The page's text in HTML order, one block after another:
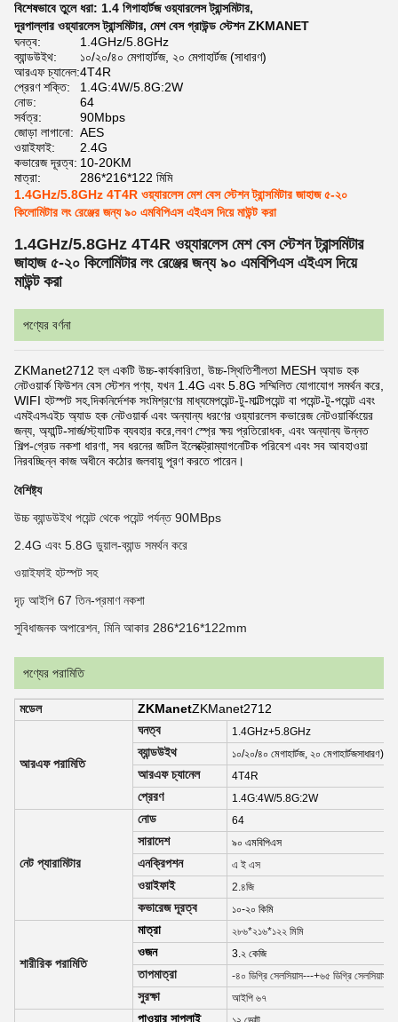
বিশেষভাবে তুলে ধরা: 1.4 গিগাহার্টজ ওয়্যারলেস ট্রান্সমিটার,
দূরপাল্লার ওয়্যারলেস ট্রান্সমিটার, মেশ বেস গ্রাউন্ড স্টেশন ZKMANET
ঘনত্ব:
1.4GHz/5.8GHz
ব্যান্ডউইথ:
১০/২০/৪০ মেগাহার্টজ, ২০ মেগাহার্টজ (সাধারণ)
আরএফ চ্যানেল:4T4R
প্রেরণ শক্তি:
1.4G:4W/5.8G:2W
নোড:
64
সর্বত্র:
90Mbps
জোড়া লাগানো: AES
ওয়াইফাই:
2.4G
কভারেজ দূরত্ব: 10-20KM
মাত্রা:
286*216*122 মিমি
1.4GHz/5.8GHz 4T4R ওয়্যারলেস মেশ বেস স্টেশন ট্রান্সমিটার জাহাজ ৫-২০
কিলোমিটার লং রেঞ্জের জন্য ৯০ এমবিপিএস এইএস দিয়ে মাউন্ট করা
1.4GHz/5.8GHz 4T4R ওয়্যারলেস মেশ বেস স্টেশন ট্রান্সমিটার
জাহাজ ৫-২০ কিলোমিটার লং রেঞ্জের জন্য ৯০ এমবিপিএস এইএস দিয়ে
মাউন্ট করা
পণ্যের বর্ণনা
ZKManet2712 হল একটি উচ্চ-কার্যকারিতা, উচ্চ-স্থিতিশীলতা MESH অ্যাড হক
নেটওয়ার্ক ফিউশন বেস স্টেশন পণ্য, যখন 1.4G এবং 5.8G সম্মিলিত যোগাযোগ সমর্থন করে,
WIFI হটস্পট সহ,দিকনির্দেশক সংমিশ্রণের মাধ্যমেপয়েন্ট-টু-মাল্টিপয়েন্ট বা পয়েন্ট-টু-পয়েন্ট এবং
এমইএসএইচ অ্যাড হক নেটওয়ার্ক এবং অন্যান্য ধরণের ওয়্যারলেস কভারেজ নেটওয়ার্কিংয়ের
জন্য, অ্যান্টি-সার্জ/স্ট্যাটিক ব্যবহার করে,লবণ স্প্রে ক্ষয় প্রতিরোধক, এবং অন্যান্য উন্নত
শিল্প-গ্রেড নকশা ধারণা, সব ধরনের জটিল ইলেক্ট্রোম্যাগনেটিক পরিবেশ এবং সব আবহাওয়া
নিরবচ্ছিন্ন কাজ অধীনে কঠোর জলবায়ু পূরণ করতে পারেন।
বৈশিষ্ট্য
উচ্চ ব্যান্ডউইথ পয়েন্ট থেকে পয়েন্ট পর্যন্ত 90MBps
2.4G এবং 5.8G ডুয়াল-ব্যান্ড সমর্থন করে
ওয়াইফাই হটস্পট সহ
দৃঢ় আইপি 67 তিন-প্রমাণ নকশা
সুবিধাজনক অপারেশন, মিনি আকার 286*216*122mm
পণ্যের পরামিতি
মডেল ZKManetZKManet2712
আরএফ পরামিতি
ঘনত্ব 1.4GHz+5.8GHz
ব্যান্ডউইথ ১০/২০/৪০ মেগাহার্টজ, ২০ মেগাহার্টজসাধারণ)
আরএফ চ্যানেল 4T4R
প্রেরণ 1.4G:4W/5.8G:2W
নেট প্যারামিটার
নোড 64
সারাদেশ ৯০ এমবিপিএস
এনক্রিপশন এ ই এস
ওয়াইফাই 2.৪জি
কভারেজ দূরত্ব ১০-২০ কিমি
শারীরিক পরামিতি
মাত্রা ২৮৬*২১৬*১২২ মিমি
ওজন 3.২ কেজি
তাপমাত্রা -৪০ ডিগ্রি সেলসিয়াস---+৬৫ ডিগ্রি সেলসিয়াস
সুরক্ষা আইপি ৬৭
পাওয়ার সাপ্লাই